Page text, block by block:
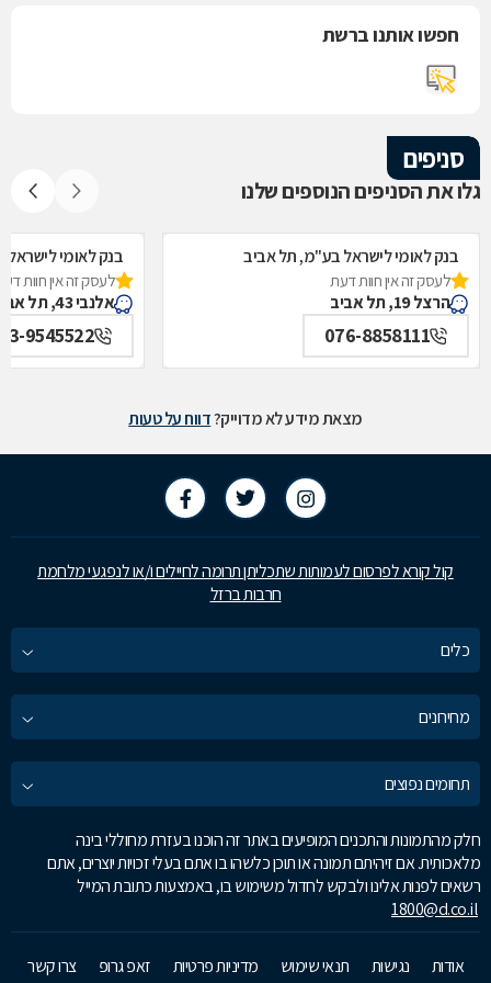
חפשו אותנו ברשת
סניפים
גלו את הסניפים הנוספים שלנו
בנק לאומי לישראל בע"מ, תל אביב
לעסק זה אין חוות דעת
הרצל 19, תל אביב
076-8858111
בנק לאומי
לעסק זה אין חוות
אלנבי 43, תל אביב
9545522
מצאת מידע לא מדוייק?דווח על טעות
קול קורא לפרסום לעמותות שתכליתן תרומה לחיילים ו/או לנפגעי מלחמת
חרבות ברזל
כלים
מחירונים
תחומים נפוצים
חלק מהתמונות והתכנים המופיעים באתר זה הוכנו בעזרת מחוללי בינה
מלאכותית. אם זיהיתם תמונה או תוכן כלשהו בו אתם בעלי זכויות יוצרים, אתם
רשאים לפנות אלינו ולבקש לחדול משימוש בו, באמצעות כתובת המייל
1800@d.co.il
אודות נגישות תנאי שימוש מדיניות פרטיות זאפ גרופ צרו קשר